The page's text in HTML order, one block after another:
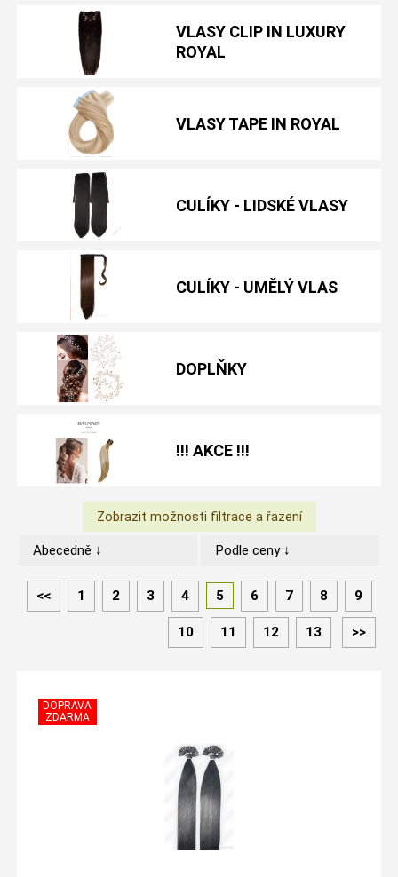
VLASY CLIP IN LUXURY
ROYAL
VLASY TAPE IN ROYAL
CULÍKY - LIDSKÉ VLASY
CULÍKY - UMĚLÝ VLAS
DOPLŇKY
!!! AKCE !!!
Abecedně ↓ Podle ceny ↓
<< 1 2 3 4 5 6 7 8 9
10 11 12 13 >>